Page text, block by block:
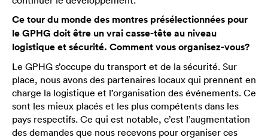
Ce tour du monde des montres présélectionnées pour
le GPHG doit être un vrai casse-tête au niveau
logistique et sécurité. Comment vous organisez-vous?
Le GPHG s’occupe du transport et de la sécurité. Sur
place, nous avons des partenaires locaux qui prennent en
charge la logistique et l’organisation des événements. Ce
sont les mieux placés et les plus compétents dans les
pays respectifs. Ce qui est notable, c’est l’augmentation
des demandes que nous recevons pour organiser ces